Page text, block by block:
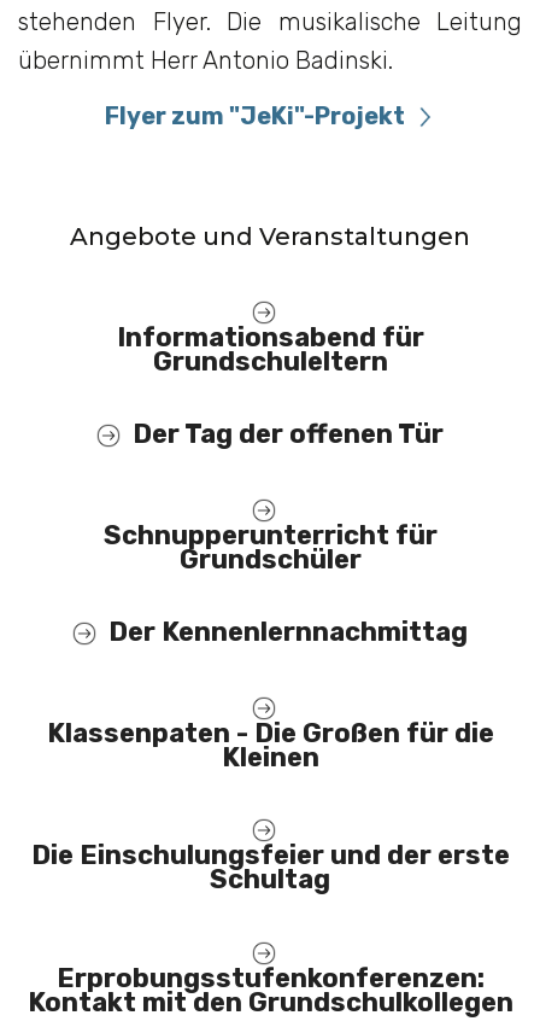
stehenden Flyer. Die musikalische Leitung
übernimmt Herr Antonio Badinski.
Flyer zum "JeKi"-Projekt
Angebote und Veranstaltungen
Informationsabend für
Grundschuleltern
Der Tag der offenen Tür
Schnupperunterricht für
Grundschüler
Der Kennenlernnachmittag
Klassenpaten - Die Großen für die
Kleinen
Die Einschulungsfeier und der erste
Schultag
Erprobungsstufenkonferenzen:
Kontakt mit den Grundschulkollegen